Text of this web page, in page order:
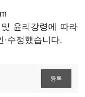
윤리강령에 따라
수정했습니다.